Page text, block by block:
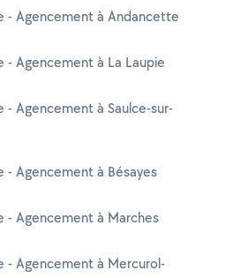
- Agencement à Andancette
- Agencement à La Laupie
- Agencement à Saulce-sur-
- Agencement à Bésayes
- Agencement à Marches
- Agencement à Mercurol-